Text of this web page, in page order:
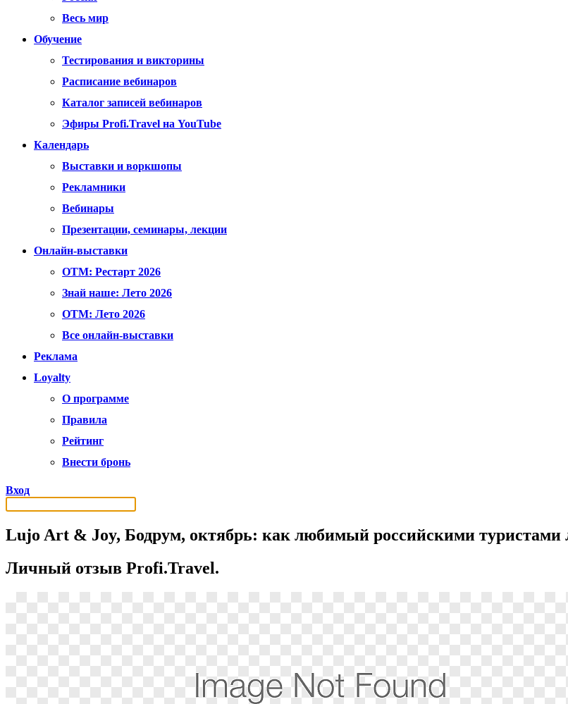
Весь мир
Обучение
Тестирования и викторины
Расписание вебинаров
Каталог записей вебинаров
Эфиры Profi.Travel на YouTube
Календарь
Выставки и воркшопы
Рекламники
Вебинары
Презентации, семинары, лекции
Онлайн-выставки
OTM: Рестарт 2026
Знай наше: Лето 2026
OTM: Лето 2026
Все онлайн-выставки
Реклама
Loyalty
О программе
Правила
Рейтинг
Внести бронь
Вход
Lujo Art & Joy, Бодрум, октябрь: как любимый российскими туристами
Личный отзыв Profi.Travel.